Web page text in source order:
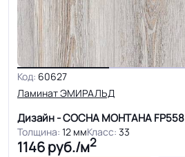
Код: 60627
Ламинат ЭМИРАЛЬД
Дизайн - СОСНА МОНТАНА FP558
Толщина: 12 ммКласс: 33
1146руб./м2